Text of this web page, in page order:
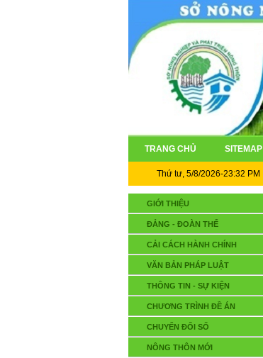
TRANG CHỦ SITEMAP
Thứ tư, 5/8/2026-23:32 PM
GIỚI THIỆU
ĐẢNG - ĐOÀN THỂ
CẢI CÁCH HÀNH CHÍNH
VĂN BẢN PHÁP LUẬT
THÔNG TIN - SỰ KIỆN
CHƯƠNG TRÌNH ĐỀ ÁN
CHUYỂN ĐỔI SỐ
NÔNG THÔN MỚI